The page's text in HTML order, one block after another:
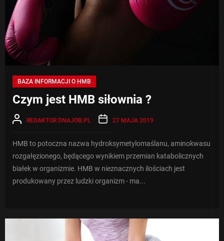
BAZA INFORMACJI O HMB
Czym jest HMB siłownia ?
REDAKTOR DNAJOB.PL 27 MAJA 2019
HMB to potoczna nazwa hydroksymetylomaślanu, aminokwasu
rozgałęzionego, będącego wynikiem przemian katabolicznych
białek w organizmie. HMB w nieznacznych ilościach jest
produkowany przez ludzki organizm - ma...